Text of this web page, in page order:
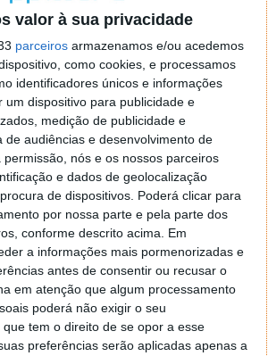
valor à sua privacidade
parceiros armazenamos e/ou acedemos
como cookies, e processamos
identificadores únicos e informações
um dispositivo para publicidade e
medição de publicidade e
de audiências e desenvolvimento de
permissão, nós e os nossos parceiros
e dados de geolocalização
de dispositivos. Poderá clicar para
por nossa parte e pela parte dos
conforme descrito acima. Em
a informações mais pormenorizadas e
antes de consentir ou recusar o
em atenção que algum processamento
poderá não exigir o seu
tem o direito de se opor a esse
preferências serão aplicadas apenas a